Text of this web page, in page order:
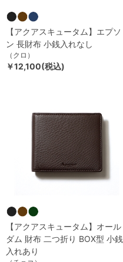
【アクアスキュータム】エプソ
ン 長財布 小銭入れなし
（クロ）
￥12,100(税込)
【アクアスキュータム】オール
ダム 財布 二つ折り BOX型 小銭
入れあり